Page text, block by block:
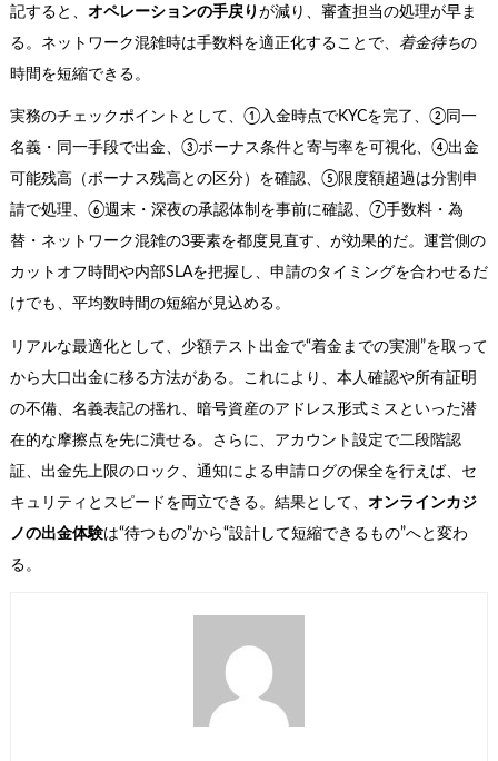
記すると、 オペレーションの手戻り が減り、審査担当の処理が早ま
る。ネットワーク混雑時は手数料を適正化することで、 着金待ちの
時間を短縮できる。
実務のチェックポイントとして、①入金時点でKYCを完了、②同一
名義・同一手段で出金、③ボーナス条件と寄与率を可視化、④出金
可能残高（ボーナス残高との区分）を確認、⑤限度額超過は分割申
請で処理、⑥週末・深夜の承認体制を事前に確認、⑦手数料・為
替・ネットワーク混雑の3要素を都度見直す、が効果的だ。運営側の
カットオフ時間や内部SLAを把握し、申請のタイミングを合わせるだ
けでも、平均数時間の短縮が見込める。
リアルな最適化として、少額テスト出金で“着金までの実測”を取って
から大口出金に移る方法がある。これにより、本人確認や所有証明
の不備、名義表記の揺れ、暗号資産のアドレス形式ミスといった潜
在的な摩擦点を先に潰せる。さらに、アカウント設定で二段階認
証、出金先上限のロック、通知による申請ログの保全を行えば、セ
キュリティとスピードを両立できる。結果として、 オンラインカジ
ノの出金体験は“待つもの”から“設計して短縮できるもの”へと変わ
る。